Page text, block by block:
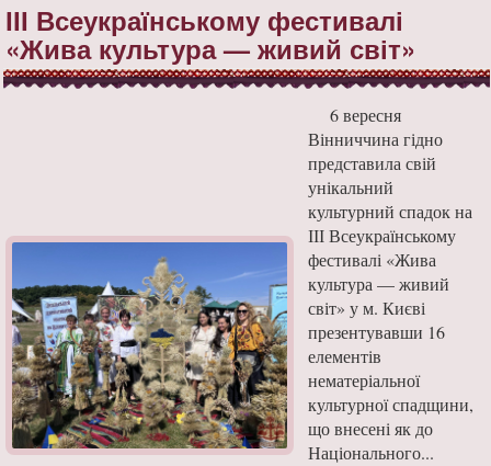
ІІІ Всеукраїнському фестивалі
«Жива культура — живий світ»
6 вересня
Вінниччина гідно
представила свій
унікальний
культурний спадок на
ІІІ Всеукраїнському
фестивалі «Жива
культура — живий
світ» у м. Києві
презентувавши 16
елементів
нематеріальної
культурної спадщини,
що внесені як до
Національного...